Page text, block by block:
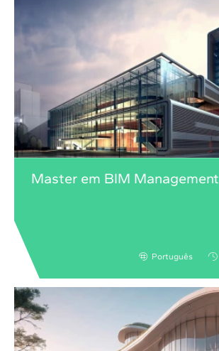
Master em BIM Management
Português